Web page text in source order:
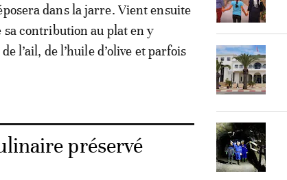
dans la jarre. Vient ensuite
sa contribution au plat en y
l’ail, de l’huile d’olive et parfois
préservé